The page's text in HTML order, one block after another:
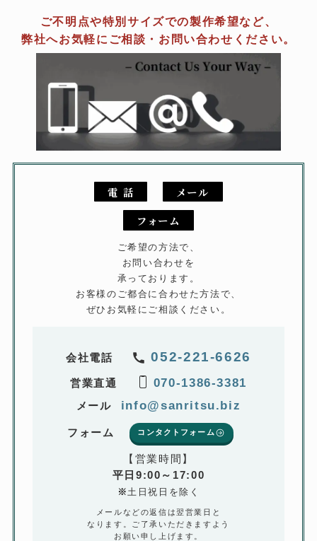
ご不明点や特別サイズでの製作希望など、
弊社へお気軽にご相談・お問い合わせください。
電 話
メール
フォーム
ご希望の方法で、
お問い合わせを
承っております。
お客様のご都合に合わせた方法で、
ぜひお気軽にご相談ください。
会社電話 052-221-6626
営業直通 070-1386-3381
メール info@sanritsu.biz
フォーム コンタクトフォーム
【営業時間】
平日9:00～17:00
※土日祝日を除く
メールなどの返信は翌営業日と
なります。ご了承いただきますよう
お願い申し上げます。